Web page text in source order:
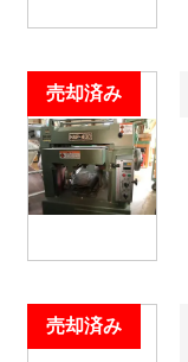
売却済み
売却済み